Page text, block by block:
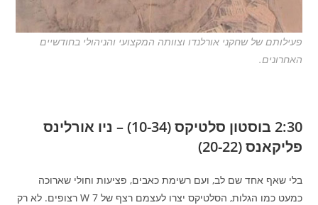
פעילותם של שחקני אורלנדו וצוותה המקצועי והניהולי בחודשיים
האחרונים.
2:30 בוסטון סלטיקס (10-34) – ניו אורלינס
פליקאנס (20-22)
בלי שאף אחד שם לב, ועם רשימת כאבים, פציעות וחולי שארוכה
כמעט כמו הגלות, הסלטיקס יצרו לעצמם רצף של 7 W רצופים. לא רק